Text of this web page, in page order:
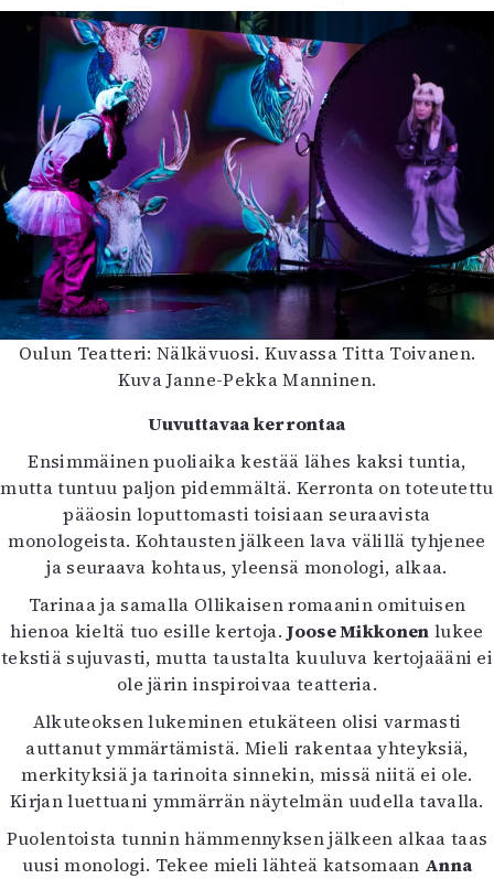
Oulun Teatteri: Nälkävuosi. Kuvassa Titta Toivanen.
Kuva Janne-Pekka Manninen.
Uuvuttavaa kerrontaa
Ensimmäinen puoliaika kestää lähes kaksi tuntia,
mutta tuntuu paljon pidemmältä. Kerronta on toteutettu
pääosin loputtomasti toisiaan seuraavista
monologeista. Kohtausten jälkeen lava välillä tyhjenee
ja seuraava kohtaus, yleensä monologi, alkaa.
Tarinaa ja samalla Ollikaisen romaanin omituisen
hienoa kieltä tuo esille kertoja.Joose Mikkonen lukee
tekstiä sujuvasti, mutta taustalta kuuluva kertojaääni ei
ole järin inspiroivaa teatteria.
Alkuteoksen lukeminen etukäteen olisi varmasti
auttanut ymmärtämistä. Mieli rakentaa yhteyksiä,
merkityksiä ja tarinoita sinnekin, missä niitä ei ole.
Kirjan luettuani ymmärrän näytelmän uudella tavalla.
Puolentoista tunnin hämmennyksen jälkeen alkaa taas
uusi monologi. Tekee mieli lähteä katsomaan Anna